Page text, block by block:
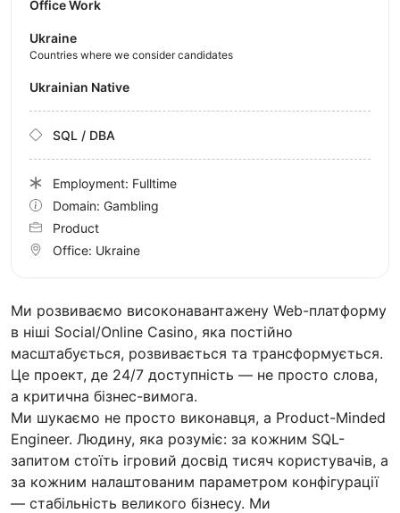
Ми розвиваємо високонавантажену Web-платформу
в ніші Social/Online Casino, яка постійно
масштабується, розвивається та трансформується.
Це проект, де 24/7 доступність — не просто слова,
а критична бізнес-вимога.
Ми шукаємо не просто виконавця, а Product-Minded
Engineer. Людину, яка розуміє: за кожним SQL-
запитом стоїть ігровий досвід тисяч користувачів, а
за кожним налаштованим параметром конфігурації
— стабільність великого бізнесу. Ми
Office Work
Ukraine
Countries where we consider candidates
Ukrainian Native
SQL / DBA
Employment: Fulltime
Domain: Gambling
Product
Office: Ukraine